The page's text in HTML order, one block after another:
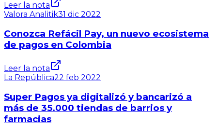
Leer la nota
Valora Analitik31 dic 2022
Conozca Refácil Pay, un nuevo ecosistema
de pagos en Colombia
Leer la nota
La República22 feb 2022
Super Pagos ya digitalizó y bancarizó a
más de 35.000 tiendas de barrios y
farmacias